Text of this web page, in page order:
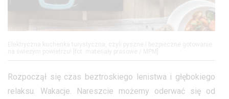
Rozpoczął się czas beztroskiego lenistwa i głębokiego
relaksu. Wakacje. Nareszcie możemy oderwać się od